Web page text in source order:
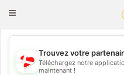
Toggle
💖
Trouvez votre
Téléchargez notre
maintenant !